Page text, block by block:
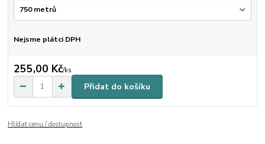
Nejsme plátci DPH
255,00 Kč/ks
Přidat do košíku
Hlídat cenu / dostupnost